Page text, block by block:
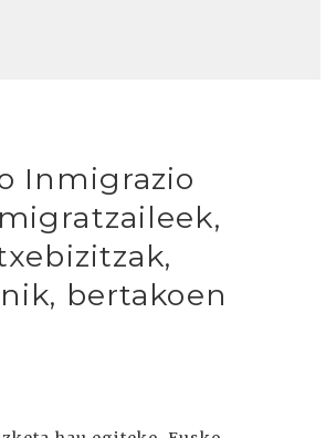
Inmigrazio
bertakoen